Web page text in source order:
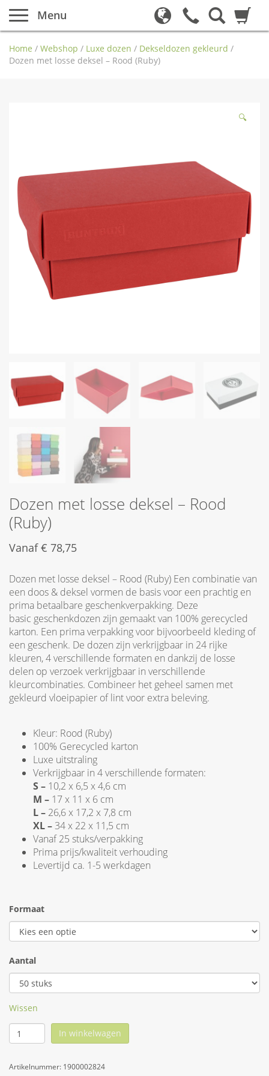
Menu
Home / Webshop / Luxe dozen / Dekseldozen gekleurd /
Dozen met losse deksel – Rood (Ruby)
🔍
Dozen met losse deksel – Rood
(Ruby)
Vanaf€ 78,75
Dozen met losse deksel – Rood (Ruby) Een combinatie van
een doos & deksel vormen de basis voor een prachtig en
prima betaalbare geschenkverpakking. Deze
basic geschenkdozen zijn gemaakt van 100% gerecycled
karton. Een prima verpakking voor bijvoorbeeld kleding of
een geschenk. De dozen zijn verkrijgbaar in 24 rijke
kleuren, 4 verschillende formaten en dankzij de losse
delen op verzoek verkrijgbaar in verschillende
kleurcombinaties. Combineer het geheel samen met
gekleurd vloeipapier of lint voor extra beleving.
Kleur: Rood (Ruby)
100% Gerecycled karton
Luxe uitstraling
Verkrijgbaar in 4 verschillende formaten:
S – 10,2 x 6,5 x 4,6 cm
M – 17 x 11 x 6 cm
L – 26,6 x 17,2 x 7,8 cm
XL – 34 x 22 x 11,5 cm
Vanaf 25 stuks/verpakking
Prima prijs/kwaliteit verhouding
Levertijd ca. 1-5 werkdagen
Formaat
Aantal
Wissen
In winkelwagen
Artikelnummer: 1900002824